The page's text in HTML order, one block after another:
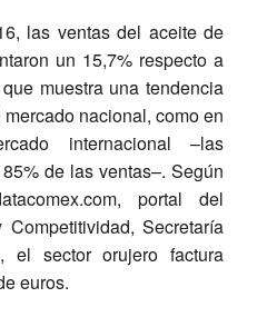
las ventas del aceite de
un 15,7% respecto a
muestra una tendencia
nacional, como en
internacional –las
de las ventas–. Según
portal del
Secretaría
el sector orujero factura
euros.